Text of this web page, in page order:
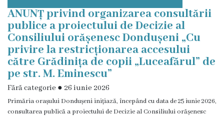
de
decizii
Regulamente
Acte
permisive
ANUNȚ privind organizarea consultării
publice a proiectului de Decizie al
Consiliului orășenesc Dondușeni „Cu
privire la restricționarea accesului
către Grădinița de copii „Luceafărul” de
pe str. M. Eminescu”
Fără categorie ● 26 iunie 2026
Primăria orașului Dondușeni inițiază, începând cu data de 25 iunie 2026,
consultarea publică a proiectului de Decizie al Consiliului orășenesc